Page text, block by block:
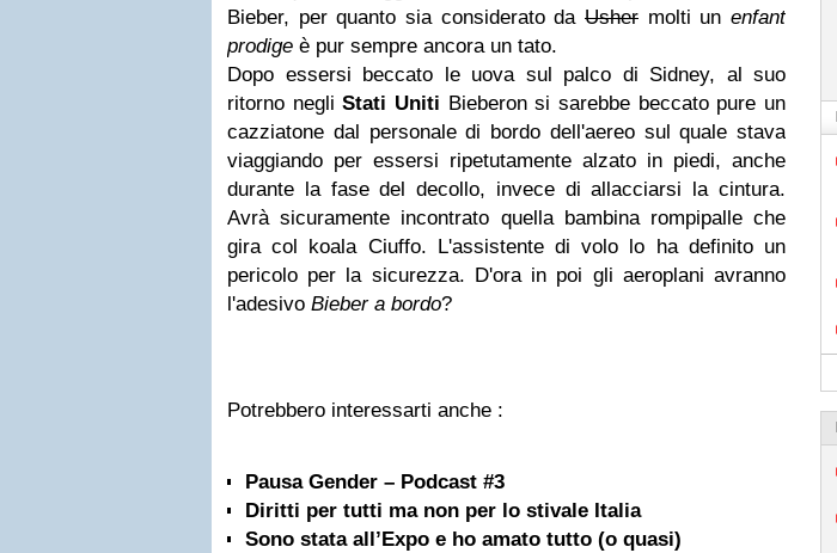
Bieber, per quanto sia considerato da Usher molti un enfant
prodige è pur sempre ancora un tato.
Dopo essersi beccato le uova sul palco di Sidney, al suo
ritorno negliStati Uniti Bieberon si sarebbe beccato pure un
cazziatone dal personale di bordo dell'aereo sul quale stava
viaggiando per essersi ripetutamente alzato in piedi, anche
durante la fase del decollo, invece di allacciarsi la cintura.
Avrà sicuramente incontrato quella bambina rompipalle che
gira col koala Ciuffo. L'assistente di volo lo ha definito un
pericolo per la sicurezza. D'ora in poi gli aeroplani avranno
l'adesivo Bieber a bordo?
Potrebbero interessarti anche :
Pausa Gender – Podcast #3
Diritti per tutti ma non per lo stivale Italia
Sono stata all’Expo e ho amato tutto (o quasi)